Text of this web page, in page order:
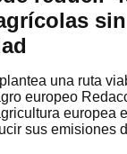
una ruta
europeo
europea
sus emisiones